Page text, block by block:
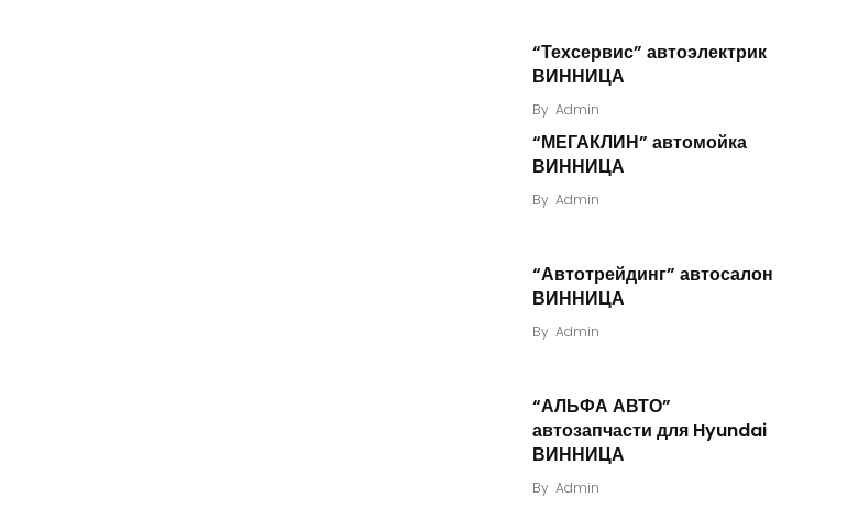
“Техсервис” автоэлектрик
ВИННИЦА
By Admin
“МЕГАКЛИН” автомойка
ВИННИЦА
By Admin
“Автотрейдинг” автосалон
ВИННИЦА
By Admin
“АЛЬФА АВТО”
автозапчасти для Hyundai
ВИННИЦА
By Admin